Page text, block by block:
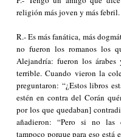
religión más joven y más febril.
R.- Es más fanática, más
no fueron los romanos los
Alejandría: fueron los
terrible. Cuando vieron la
preguntaron: “¿Estos libros
estén en contra del Corán
por los que quedaban]
añadieron: “Pero si no las
tampoco porque para eso está